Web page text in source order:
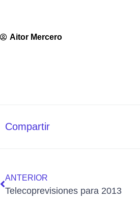
Aitor Mercero
Compartir
ANTERIOR
Telecoprevisiones para 2013